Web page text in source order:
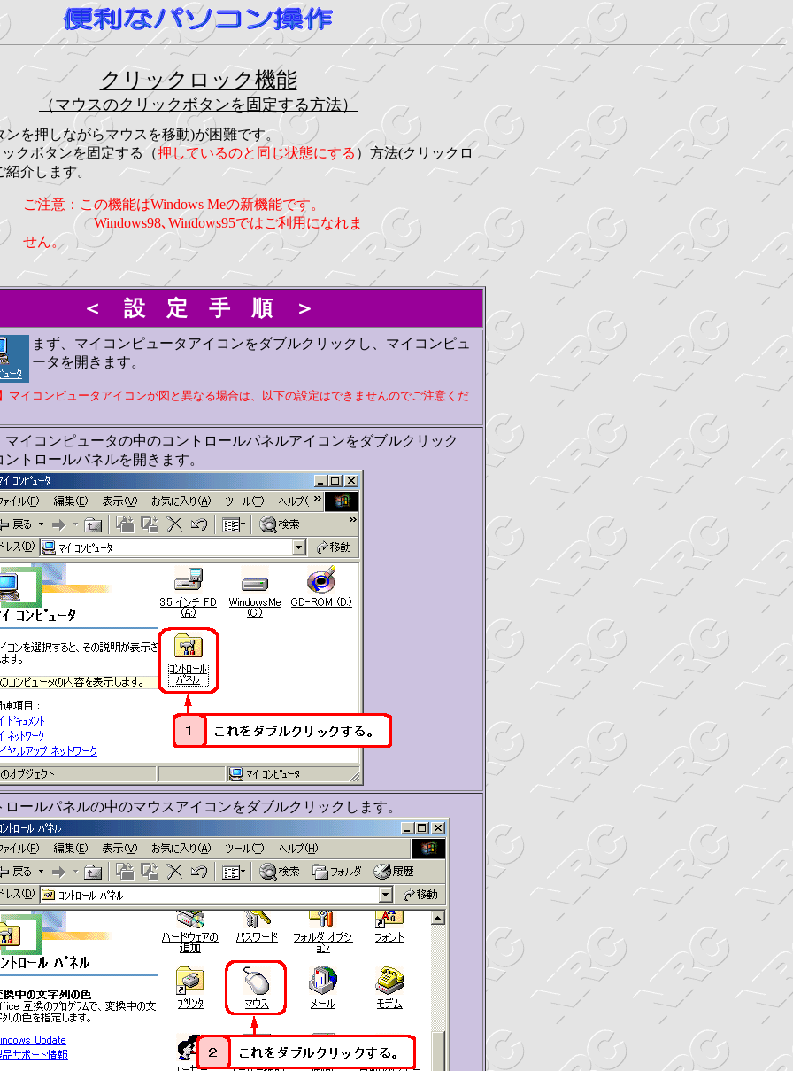
クリックロック機能
（マウスのクリックボタンを固定する方法）
ンを押しながらマウスを移動)が困難です。
クボタンを固定する（押しているのと同じ状態にする ）方法(クリックロ
介します。
ご注意：この機能はWindows Meの新機能です。
Windows98､Windows95ではご利用になれま
せん。
＜ 設 定 手 順 ＞
まず、マイコンピュータアイコンをダブルクリックし、マイコンピュ
ータを開きます。
マイコンピュータアイコンが図と異なる場合は、以下の設定はできませんのでご注意くだ
マイコンピュータの中のコントロールパネルアイコンをダブルクリック
ントロールパネルを開きます。
ロールパネルの中のマウスアイコンをダブルクリックします。